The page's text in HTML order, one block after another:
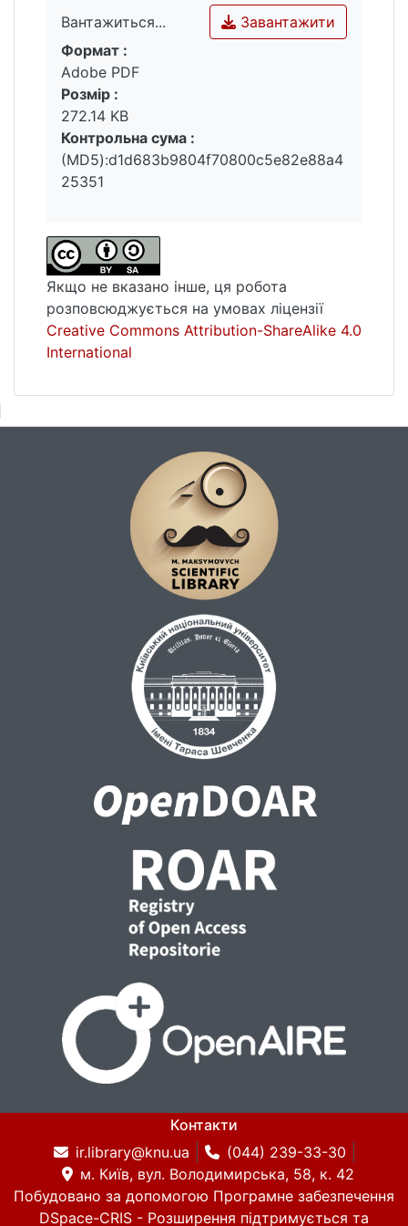
двох культур, націй, світоглядних систем
та ментальностей. Мовний вияв
постколоніальної ментальності українства
виступає предметом аналізу проблеми
пошуку засобів та зусиль з метою
консолідації української нації у зв’язку з
нагальною потребою протистояння та
запобігання лінгвоциду з боку держави-
агресора, оскільки подібні колонізаторські
Вантажиться...
Вантажиться...
Завантажити
Формат :
Adobe PDF
Розмір :
272.14 KB
Контрольна сума :
(MD5):d1d683b9804f70800c5e82e88a4
25351
Якщо не вказано інше, ця робота
розповсюджується на умовах ліцензії
Creative Commons Attribution-ShareAlike 4.0
International
Контакти
ir.library@knu.ua
(044) 239-33-30
м. Київ, вул. Володимирська, 58, к. 42
Побудовано за допомогою Програмне забезпечення
DSpace-CRIS - Розширення підтримується та